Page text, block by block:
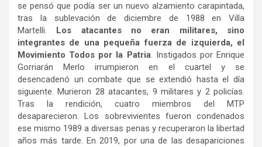
se pensó que podía ser un nuevo alzamiento carapintada,
tras la sublevación de diciembre de 1988 en Villa
Martelli.
Los atacantes no eran militares, sino
integrantes de una pequeña fuerza de izquierda, el
Movimiento Todos por la Patria. Instigados por Enrique
Gorriarán Merlo irrumpieron en el cuartel y se
desencadenó un combate que se extendió hasta el día
siguiente. Murieron 28 atacantes, 9 militares y 2 policías.
Tras la rendición, cuatro miembros del MTP
desaparecieron. Los sobrevivientes fueron condenados
ese mismo 1989 a diversas penas y recuperaron la libertad
años más tarde. En 2019, por una de las desapariciones